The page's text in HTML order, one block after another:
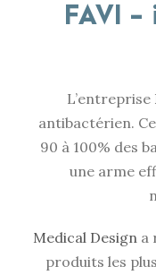
FAVI -
L’entreprise
antibactérien.
90 à 100% des
une arme
Medical Design a
produits les